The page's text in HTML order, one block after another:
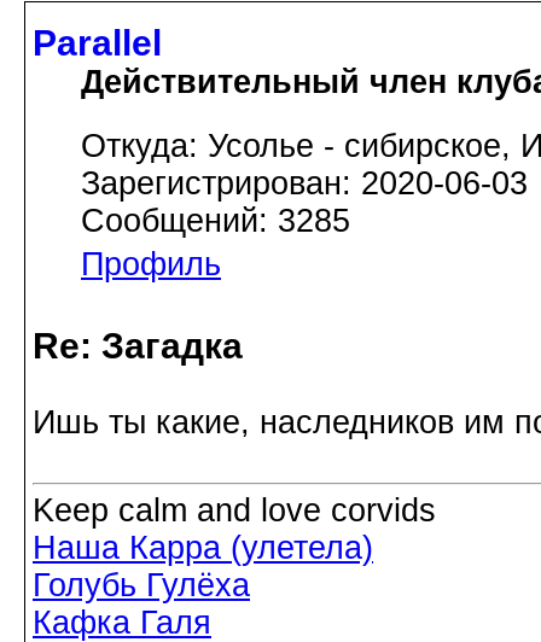
Parallel
Действительный член
Откуда: Усолье - сибирское,
Зарегистрирован: 2020-06-03
Сообщений: 3285
Профиль
Re: Загадка
Ишь ты какие, наследников им
Keep calm and love corvids
Наша Карра (улетела)
Голубь Гулёха
Кафка Галя